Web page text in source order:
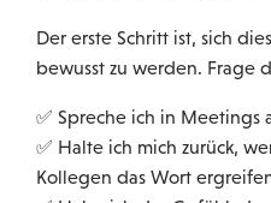
Der erste Schritt ist, sich
bewusst zu werden. Frage
✅ Spreche ich in Meetings
✅ Halte ich mich zurück,
Kollegen das Wort